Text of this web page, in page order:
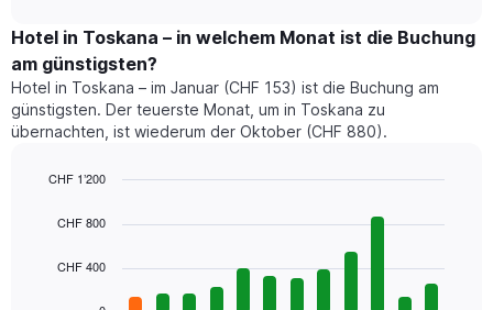
den
durchschnittlichen
Preis
für
ein
Doppelzimmer
letzten
Tage,
nach
Hotel in Toskana – in welchem Monat ist die Buchung
am günstigsten?
Hotel in Toskana – im Januar (CHF 153) ist die Buchung am
günstigsten. Der teuerste Monat, um in Toskana zu
übernachten, ist wiederum der Oktober (CHF 880).
chart
bars.
graphic.
CHF 400
CHF 800
CHF 1’200